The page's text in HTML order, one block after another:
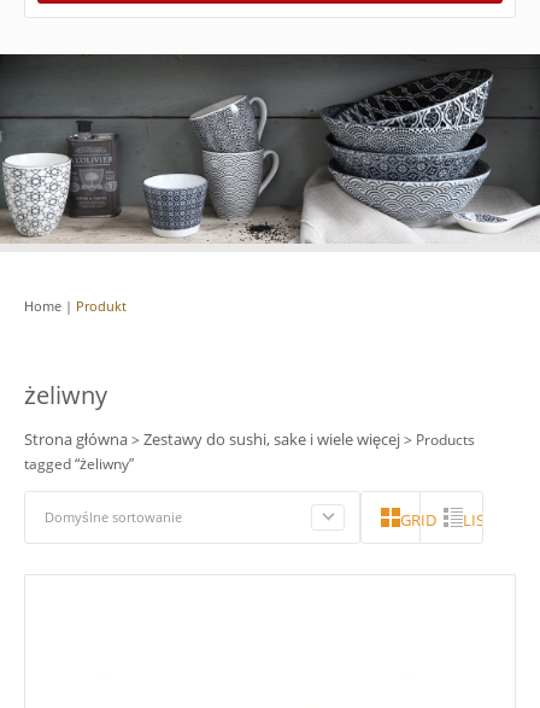
Home | Produkt
żeliwny
Strona główna> Zestawy do sushi, sake i wiele więcej> Products
tagged “żeliwny”
Domyślne sortowanie GRID LISTA